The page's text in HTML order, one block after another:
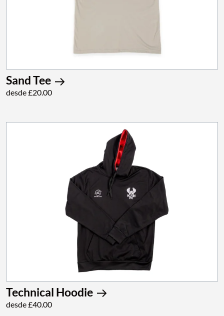
Sand Tee
desde £20.00
Technical Hoodie
desde £40.00